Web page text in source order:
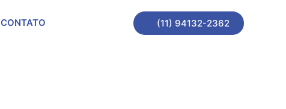
CONTATO (11) 94132-2362